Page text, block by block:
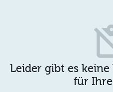
Leider gibt es
für